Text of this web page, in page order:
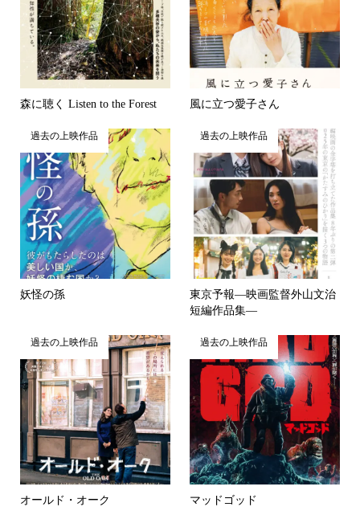
森に聴く Listen to the Forest 風に立つ愛子さん
過去の上映作品
妖怪の孫
過去の上映作品
東京予報―映画監督外⼭⽂治
短編作品集―
過去の上映作品
オールド・オーク
過去の上映作品
マッドゴッド